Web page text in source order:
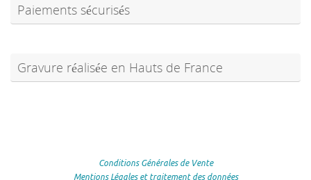
Paiements sécurisés
Gravure réalisée en Hauts de France
Conditions Générales de Vente
Mentions Légales et traitement des données